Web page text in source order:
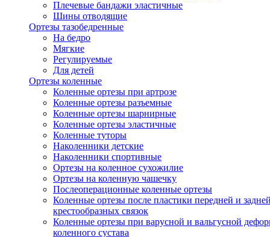
Плечевые бандажи эластичные
Шины отводящие
Ортезы тазобедренные
На бедро
Мягкие
Регулируемые
Для детей
Ортезы коленные
Коленные ортезы при артрозе
Коленные ортезы разъемные
Коленные ортезы шарнирные
Коленные ортезы эластичные
Коленные туторы
Наколенники детские
Наколенники спортивные
Ортезы на коленное сухожилие
Ортезы на коленную чашечку
Послеоперационные коленные ортезы
Коленные ортезы после пластики передней и
крестообразных связок
Коленные ортезы при варусной и вальгусной
коленного сустава